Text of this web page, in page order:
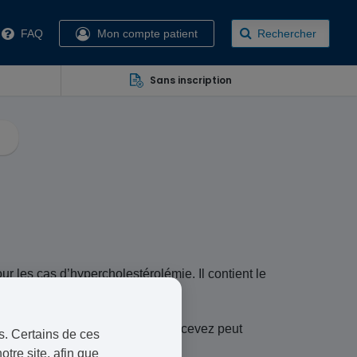
FAQ Mon compte patient Rechercher
Sans inscription
les cas d’hypercholestérolémie.
Il contient le
du médicament que vous recevez peut
Certains de ces
site, afin que